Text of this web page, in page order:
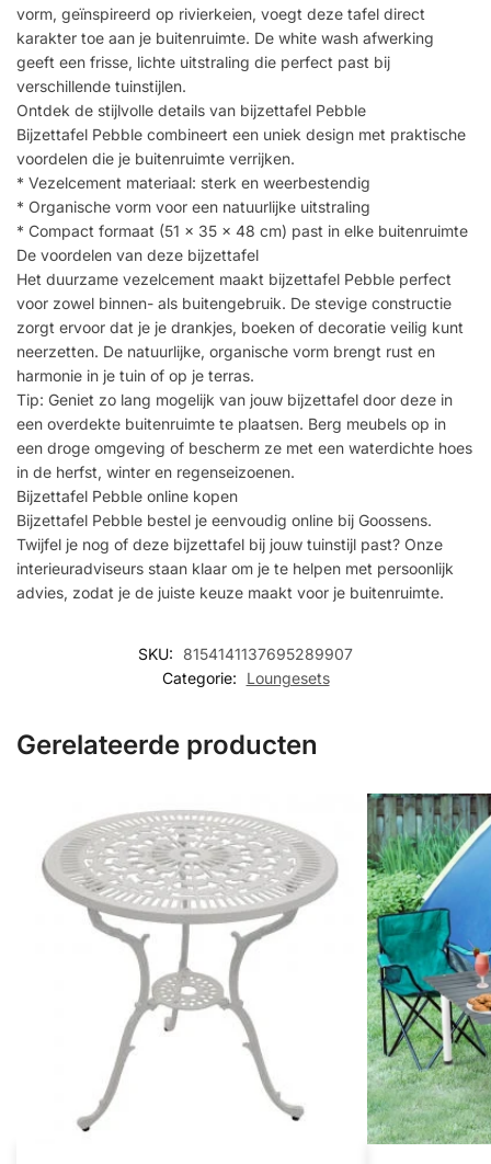
vorm, geïnspireerd op rivierkeien, voegt deze tafel direct
karakter toe aan je buitenruimte. De white wash afwerking
geeft een frisse, lichte uitstraling die perfect past bij
verschillende tuinstijlen.
Ontdek de stijlvolle details van bijzettafel Pebble
Bijzettafel Pebble combineert een uniek design met praktische
voordelen die je buitenruimte verrijken.
* Vezelcement materiaal: sterk en weerbestendig
* Organische vorm voor een natuurlijke uitstraling
* Compact formaat (51 x 35 x 48 cm) past in elke buitenruimte
De voordelen van deze bijzettafel
Het duurzame vezelcement maakt bijzettafel Pebble perfect
voor zowel binnen- als buitengebruik. De stevige constructie
zorgt ervoor dat je je drankjes, boeken of decoratie veilig kunt
neerzetten. De natuurlijke, organische vorm brengt rust en
harmonie in je tuin of op je terras.
Tip: Geniet zo lang mogelijk van jouw bijzettafel door deze in
een overdekte buitenruimte te plaatsen. Berg meubels op in
een droge omgeving of bescherm ze met een waterdichte hoes
in de herfst, winter en regenseizoenen.
Bijzettafel Pebble online kopen
Bijzettafel Pebble bestel je eenvoudig online bij Goossens.
Twijfel je nog of deze bijzettafel bij jouw tuinstijl past? Onze
interieuradviseurs staan klaar om je te helpen met persoonlijk
advies, zodat je de juiste keuze maakt voor je buitenruimte.
SKU:
8154141137695289907
Categorie:
Loungesets
Gerelateerde producten